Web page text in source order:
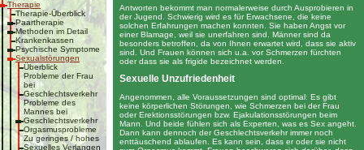
Therapie
Therapie-Überblick
Paartherapie
Methoden im Detail
Krankenkassen
Psychische Symptome
Sexualstörungen
Überblick
Probleme der Frau
bei
Geschlechtsverkehr
Probleme des
Mannes bei
Geschlechtsverkehr
Orgasmusprobleme
Zu geringes / hohes
Sexuelles Verlangen
Antworten bekommt man normalerweise durch Ausprobieren in
der Jugend. Schwierig wird es für Erwachsene, die keine
solchen Erfahrungen machen konnten. Sie haben Angst vor
einer Blamage, weil sie unerfahren sind. Männer sind da
besonders betroffen, da von Ihnen erwartet wird, dass sie aktiv
sind. Und Frauen können sich u.a. vor Schmerzen fürchten
oder dass sie als frigide bezeichnet werden.
Sexuelle Unzufriedenheit
Angenommen, alle Voraussetzungen sind optimal: Es gibt
keine körperlichen Störungen, wie Schmerzen bei der Frau
oder Erektionsstörungen bzw. Ejakulationsstörungen beim
Mann. Und beide fühlen sich als Experten, was es Sex angeht.
Dann kann dennoch der Geschlechtsverkehr immer noch
enttäuschend ablaufen. Es kann sein, dass er oder sie nicht